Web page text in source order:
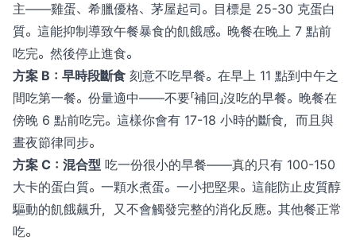
主——雞蛋、希臘優格、茅屋起司。目標是 25-30 克蛋白
質。這能抑制導致午餐暴食的飢餓感。晚餐在晚上 7 點前
吃完。然後停止進食。
方案 B：早時段斷食 刻意不吃早餐。在早上 11 點到中午之
間吃第一餐。份量適中——不要「補回」沒吃的早餐。晚餐在
傍晚 6 點前吃完。這樣你會有 17-18 小時的斷食，而且與
晝夜節律同步。
方案 C：混合型 吃一份很小的早餐——真的只有 100-150
大卡的蛋白質。一顆水煮蛋。一小把堅果。這能防止皮質醇
驅動的飢餓飆升，又不會觸發完整的消化反應。其他餐正常
吃。